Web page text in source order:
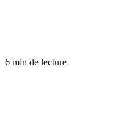
6 min de lecture